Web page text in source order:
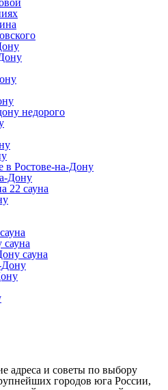
недорого
в Ростове-на-Дону
Дону
22 сауна
сауна
Дону
адреса и советы по выбору
городов юга России,